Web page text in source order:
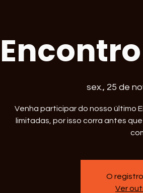
sex., 25 de
Venha participar do nosso último
limitadas, por isso corra antes
O
Ver